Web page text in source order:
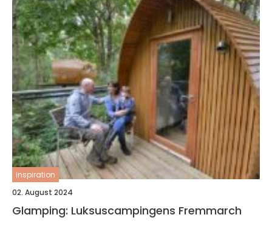
inspiration
02. August 2024
Glamping: Luksuscampingens Fremmarch